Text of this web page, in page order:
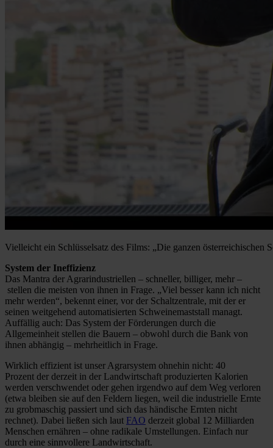
Vielleicht ein Schlüsselsatz des Films: „Die ganzen
System der Ineffizienz
Das Mantra der Agrarindustriellen – schneller, billiger, mehr –
stellen die meisten von ihnen in Frage. „Viel besser kann ich nicht
mehr werden“, bekennt einer, vor der Schaltzentrale, mit der er
seinen weitgehend automatisierten Schweinemaststall managt.
Auffällig auch: Das System der Förderungen durch die
Allgemeinheit stellen die Bauern – obwohl durch die Bank von
ihnen abhängig – mehrheitlich in Frage.
Wirklich effizient ist unser Agrarsystem ohnehin nicht: 40
Prozent der derzeit in der Landwirtschaft produzierten Kalorien
werden verschwendet oder gehen irgendwo auf dem Weg verloren
(etwa bleiben sie auf den Feldern liegen, weil die industrielle Ernte
zu grobmaschig passiert und sich das händische Ernten nicht
rechnet). Dabei ließen sich laut FAO derzeit global 12 Milliarden
Menschen ernähren – ohne radikale Umstellungen. Einfach nur
durch eine sinnvollere Landwirtschaft.